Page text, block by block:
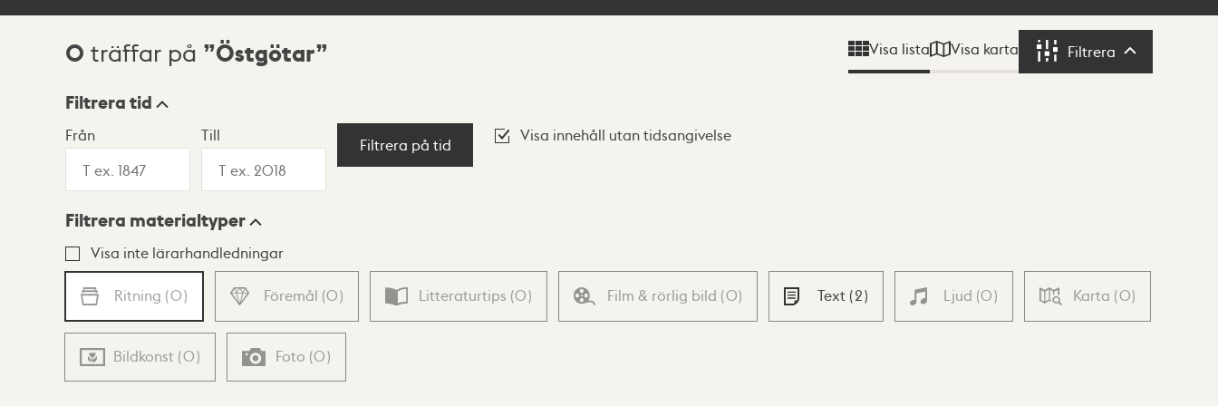
Sökresultat
0 träffar på Östgötar Visa lista Visa karta Filtrera Filtrera
Visningsläge
Lista Karta
Filtrera tid
Från Till
Filtrera på tid
Visa innehåll utan tidsangivelse
Filtrera materialtyper
Visa inte lärarhandledningar
Ritning (0) Föremål (0) Litteraturtips (0) Film & rörlig bild (0) Text (2) Ljud (0) Karta (0)
Bildkonst (0) Foto (0)